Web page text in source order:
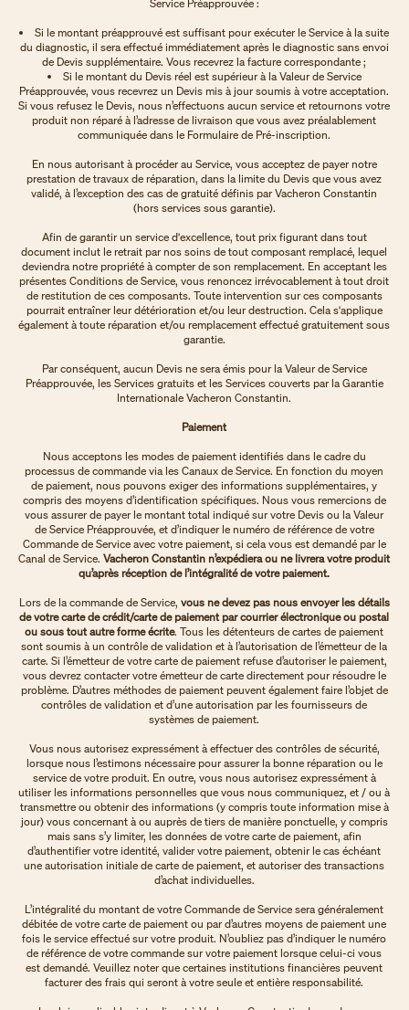
Service Préapprouvée :
Si le montant préapprouvé est suffisant pour exécuter le Service à la suite
du diagnostic, il sera effectué immédiatement après le diagnostic sans envoi
de Devis supplémentaire. Vous recevrez la facture correspondante ;
Si le montant du Devis réel est supérieur à la Valeur de Service
Préapprouvée, vous recevrez un Devis mis à jour soumis à votre acceptation.
Si vous refusez le Devis, nous n’effectuons aucun service et retournons votre
produit non réparé à l’adresse de livraison que vous avez préalablement
communiquée dans le Formulaire de Pré-inscription.
En nous autorisant à procéder au Service, vous acceptez de payer notre
prestation de travaux de réparation, dans la limite du Devis que vous avez
validé, à l’exception des cas de gratuité définis par Vacheron Constantin
(hors services sous garantie).
Afin de garantir un service d'excellence, tout prix figurant dans tout
document inclut le retrait par nos soins de tout composant remplacé, lequel
deviendra notre propriété à compter de son remplacement. En acceptant les
présentes Conditions de Service, vous renoncez irrévocablement à tout droit
de restitution de ces composants. Toute intervention sur ces composants
pourrait entraîner leur détérioration et/ou leur destruction. Cela s'applique
également à toute réparation et/ou remplacement effectué gratuitement sous
garantie.
Par conséquent, aucun Devis ne sera émis pour la Valeur de Service
Préapprouvée, les Services gratuits et les Services couverts par la Garantie
Internationale Vacheron Constantin.
Paiement
Nous acceptons les modes de paiement identifiés dans le cadre du
processus de commande via les Canaux de Service. En fonction du moyen
de paiement, nous pouvons exiger des informations supplémentaires, y
compris des moyens d’identification spécifiques. Nous vous remercions de
vous assurer de payer le montant total indiqué sur votre Devis ou la Valeur
de Service Préapprouvée, et d’indiquer le numéro de référence de votre
Commande de Service avec votre paiement, si cela vous est demandé par le
Canal de Service.Vacheron Constantin n’expédiera ou ne livrera votre produit
qu’après réception de l’intégralité de votre paiement.
Lors de la commande de Service, vous ne devez pas nous envoyer les détails
de votre carte de crédit/carte de paiement par courrier électronique ou postal
ou sous tout autre forme écrite. Tous les détenteurs de cartes de paiement
sont soumis à un contrôle de validation et à l’autorisation de l’émetteur de la
carte. Si l’émetteur de votre carte de paiement refuse d’autoriser le paiement,
vous devrez contacter votre émetteur de carte directement pour résoudre le
problème. D’autres méthodes de paiement peuvent également faire l’objet de
contrôles de validation et d’une autorisation par les fournisseurs de
systèmes de paiement.
Vous nous autorisez expressément à effectuer des contrôles de sécurité,
lorsque nous l’estimons nécessaire pour assurer la bonne réparation ou le
service de votre produit. En outre, vous nous autorisez expressément à
utiliser les informations personnelles que vous nous communiquez, et / ou à
transmettre ou obtenir des informations (y compris toute information mise à
jour) vous concernant à ou auprès de tiers de manière ponctuelle, y compris
mais sans s’y limiter, les données de votre carte de paiement, afin
d’authentifier votre identité, valider votre paiement, obtenir le cas échéant
une autorisation initiale de carte de paiement, et autoriser des transactions
d’achat individuelles.
L’intégralité du montant de votre Commande de Service sera généralement
débitée de votre carte de paiement ou par d’autres moyens de paiement une
fois le service effectué sur votre produit. N’oubliez pas d’indiquer le numéro
de référence de votre commande sur votre paiement lorsque celui-ci vous
est demandé. Veuillez noter que certaines institutions financières peuvent
facturer des frais qui seront à votre seule et entière responsabilité.